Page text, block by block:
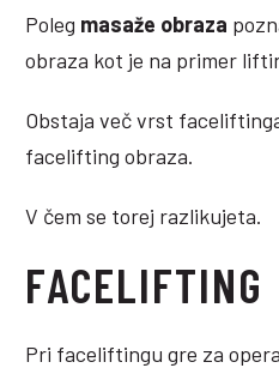
Poleg masaže obraza
obraza kot je na primer
Obstaja več vrst
facelifting obraza.
V čem se torej razlikujeta.
FACELIFTING
Pri faceliftingu gre za